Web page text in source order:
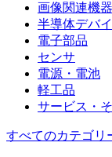
画像関連機器
半導体デバ
電子部品
センサ
電源・電池
軽工品
サービス・
すべてのカテゴリ